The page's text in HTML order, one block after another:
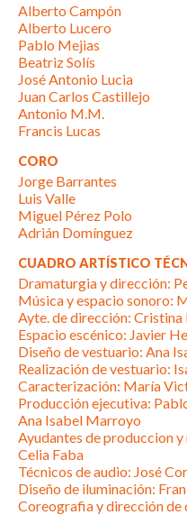
Alberto Campón
Alberto Lucero
Pablo Mejias
Beatriz Solís
José Antonio Lucia
Juan Carlos Castillejo
Antonio M.M.
Francis Lucas
CORO
Jorge Barrantes
Luis Valle
Miguel Pérez Polo
Adrián Domínguez
CUADRO ARTÍSTICO
Dramaturgia y dirección:
Música y espacio sonoro:
Ayte. de dirección: Cristina
Espacio escénico: Javier
Diseño de vestuario: Ana
Realización de vestuario:
Caracterización: María
Producción ejecutiva:
Ana Isabel Marroyo
Ayudantes de produccion
Celia Faba
Técnicos de audio: José
Diseño de iluminación:
Coreografia y dirección de